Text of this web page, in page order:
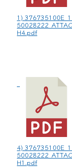
1)
50028222_ATTAC
H4.pdf
4)
50028222_ATTAC
H1.pdf